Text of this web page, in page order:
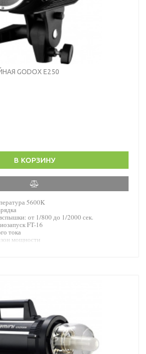
GODOX E250
В КОРЗИНУ
5600K
от 1/800 до 1/2000 сек.
FT-16
тока
мощности